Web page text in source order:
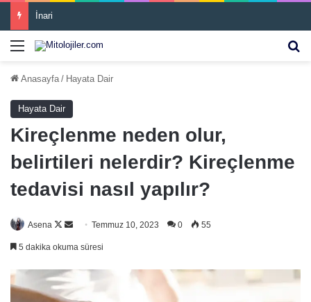
Ziggurat
Menü
Anasayfa / Hayata Dair
Hayata Dair
Kireçlenme neden olur,
belirtileri nelerdir? Kireçlenme
tedavisi nasıl yapılır?
Asena
F
l
o
Temmuz 10, 2023 0 55
5 dakika okuma süresi